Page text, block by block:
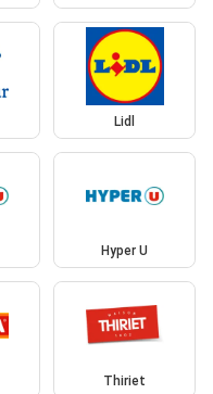
Lidl
Hyper U
Thiriet